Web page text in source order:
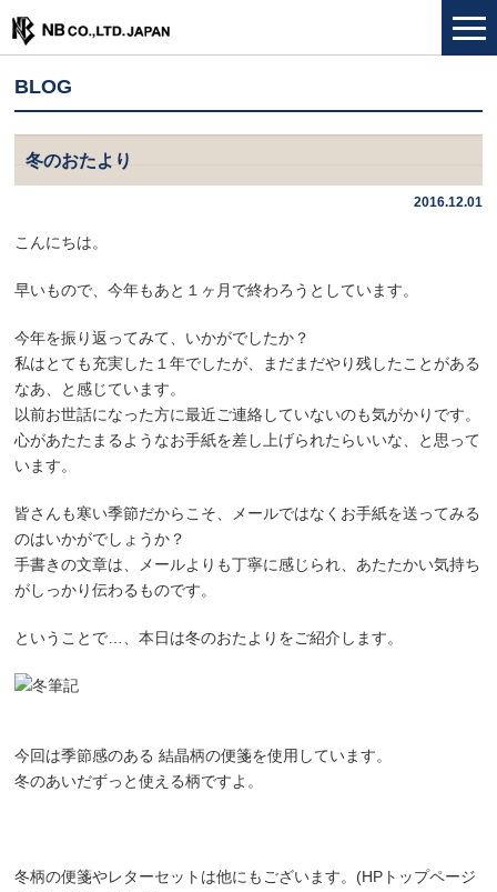
BLOG
冬のおたより
2016.12.01
こんにちは。
早いもので、今年もあと１ヶ月で終わろうとしています。
今年を振り返ってみて、いかがでしたか？
私はとても充実した１年でしたが、まだまだやり残したことがある
なあ、と感じています。
以前お世話になった方に最近ご連絡していないのも気がかりです。
心があたたまるようなお手紙を差し上げられたらいいな、と思って
います。
皆さんも寒い季節だからこそ、メールではなくお手紙を送ってみる
のはいかがでしょうか？
手書きの文章は、メールよりも丁寧に感じられ、あたたかい気持ち
がしっかり伝わるものです。
ということで…、本日は冬のおたよりをご紹介します。
今回は季節感のある 結晶柄の便箋を使用しています。
冬のあいだずっと使える柄ですよ。
冬柄の便箋やレターセットは他にもございます。(HPトップページ